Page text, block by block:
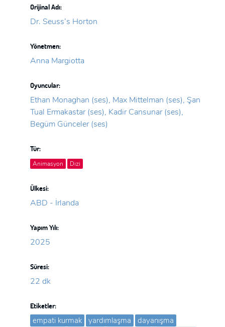
Orijinal Adı:
Dr. Seuss’s Horton
Yönetmen:
Anna Margiotta
Oyuncular:
Ethan Monaghan (ses), Max Mittelman (ses), Şan
Tual Ermakastar (ses), Kadir Cansunar (ses),
Begüm Günceler (ses)
Tür:
Animasyon Dizi
Ülkesi:
ABD - İrlanda
Yapım Yılı:
2025
Süresi:
22 dk
Etiketler:
empati kurmak yardımlaşma
dayanışma